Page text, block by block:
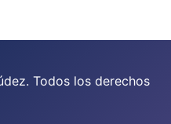
Todos los derechos